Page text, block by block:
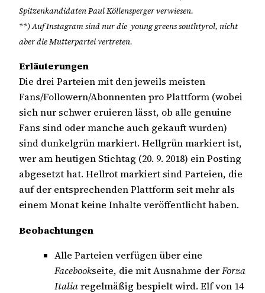
Spitzenkandidaten Paul Köllensperger verwiesen.
**) Auf Instagram sind nur die young greens southtyrol, nicht
aber die Mutterpartei vertreten.
Erläuterungen
Die drei Parteien mit den jeweils meisten
Fans/Followern/Abonnenten pro Plattform (wobei
sich nur schwer eruieren lässt, ob alle genuine
Fans sind oder manche auch gekauft wurden)
sind dunkelgrün markiert. Hellgrün markiert ist,
wer am heutigen Stichtag (20. 9. 2018) ein Posting
abgesetzt hat. Hellrot markiert sind Parteien, die
auf der entsprechenden Plattform seit mehr als
einem Monat keine Inhalte veröffentlicht haben.
Beobachtungen
Alle Parteien verfügen über eine
Facebookseite, die mit Ausnahme derForza
Italiaregelmäßig bespielt wird. Elf von 14